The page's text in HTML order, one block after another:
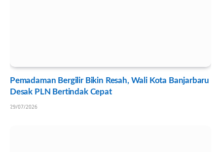
Pemadaman Bergilir Bikin Resah, Wali Kota Banjarbaru
Desak PLN Bertindak Cepat
29/07/2026